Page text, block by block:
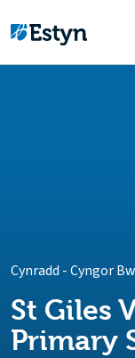
Cynradd -Cyngor
St Giles
Primary